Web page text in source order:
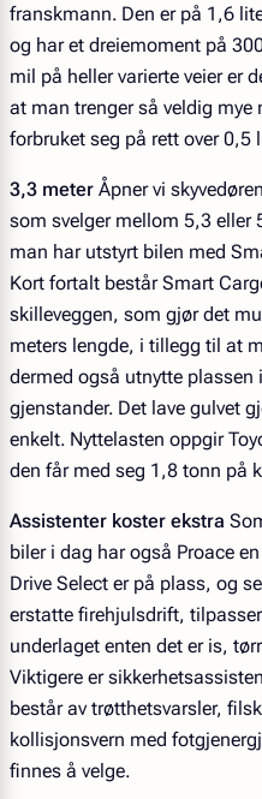
franskmann. Den er på 1,6
og har et dreiemoment på
mil på heller varierte veier er
at man trenger så veldig mye
forbruket seg på rett over 0,5
3,3 meter Åpner vi
som svelger mellom 5,3 eller
man har utstyrt bilen med
Kort fortalt består Smart
skilleveggen, som gjør det
meters lengde, i tillegg til at
dermed også utnytte
gjenstander. Det lave gulvet
enkelt. Nyttelasten oppgir
den får med seg 1,8 tonn på
Assistenter koster ekstra
biler i dag har også Proace
Drive Select er på plass, og
erstatte firehjulsdrift,
underlaget enten det er is,
Viktigere er
består av trøtthetsvarsler,
kollisjonsvern med
finnes å velge.